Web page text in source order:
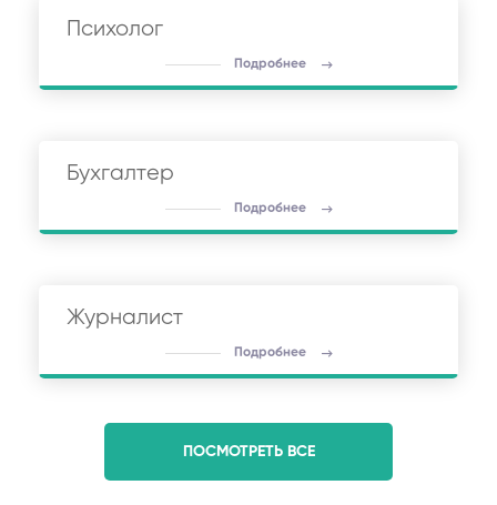
Психолог
Подробнее
Бухгалтер
Подробнее
Журналист
Подробнее
ПОСМОТРЕТЬ ВСЕ